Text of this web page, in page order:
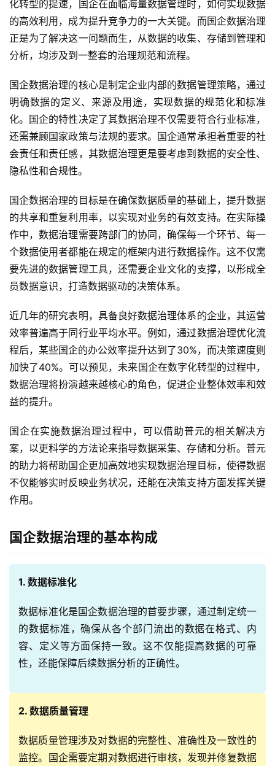
化转型的提速，国企在面临海量数据管理时，如何实现数据
的高效利用，成为提升竞争力的一大关键。而国企数据治理
正是为了解决这一问题而生，从数据的收集、存储到管理和
分析，均涉及到一整套的治理规范和流程。
国企数据治理的核心是制定企业内部的数据管理策略，通过
明确数据的定义、来源及用途，实现数据的规范化和标准
化。国企的特性决定了其数据治理不仅需要符合行业标准，
还需兼顾国家政策与法规的要求。国企通常承担着重要的社
会责任和责任感，其数据治理更是要考虑到数据的安全性、
隐私性和合规性。
国企数据治理的目标是在确保数据质量的基础上，提升数据
的共享和重复利用率，以实现对业务的有效支持。在实际操
作中，数据治理需要跨部门的协同，确保每一个环节、每一
个数据使用者都能在规定的框架内进行数据操作。这不仅需
要先进的数据管理工具，还需要企业文化的支撑，以形成全
员数据意识，打造数据驱动的决策体系。
近几年的研究表明，具备良好数据治理体系的企业，其运营
效率普遍高于同行业平均水平。例如，通过数据治理优化流
程后，某些国企的办公效率提升达到了30%，而决策速度则
加快了40%。可以预见，未来国企在数字化转型的过程中，
数据治理将扮演越来越核心的角色，促进企业整体效率和效
益的提升。
国企在实施数据治理过程中，可以借助普元的相关解决方
案，以更科学的方法论来指导数据采集、存储和分析。普元
的助力将帮助国企更加高效地实现数据治理目标，使得数据
不仅能够实时反映业务状况，还能在决策支持方面发挥关键
作用。
国企数据治理的基本构成
1. 数据标准化
数据标准化是国企数据治理的首要步骤，通过制定统一
的数据标准，确保从各个部门流出的数据在格式、内
容、定义等方面保持一致。这不仅能提高数据的可靠
性，还能保障后续数据分析的正确性。
2. 数据质量管理
数据质量管理涉及对数据的完整性、准确性及一致性的
监控。国企需要定期对数据进行审核，发现并修复数据